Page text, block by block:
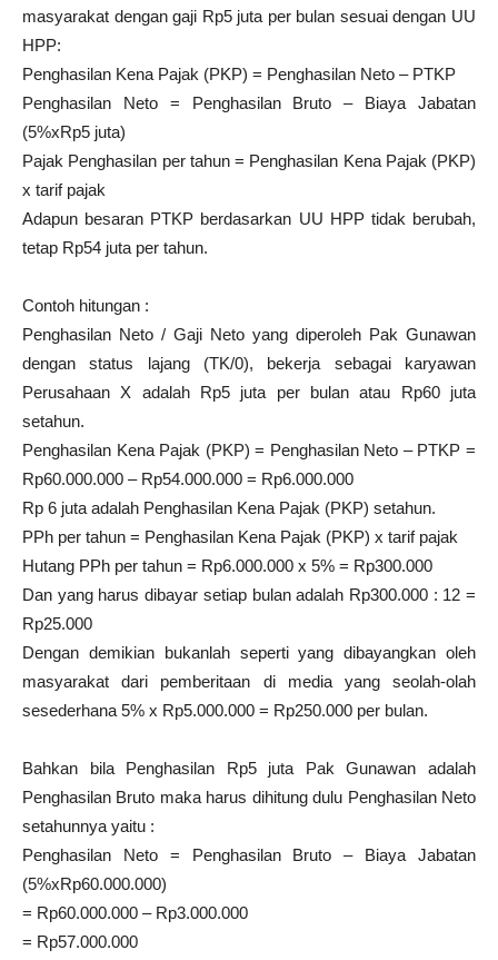
masyarakat dengan gaji Rp5 juta per bulan sesuai dengan UU
HPP:
Penghasilan Kena Pajak (PKP) = Penghasilan Neto – PTKP
Penghasilan Neto = Penghasilan Bruto – Biaya Jabatan
(5%xRp5 juta)
Pajak Penghasilan per tahun = Penghasilan Kena Pajak (PKP)
x tarif pajak
Adapun besaran PTKP berdasarkan UU HPP tidak berubah,
tetap Rp54 juta per tahun.
Contoh hitungan :
Penghasilan Neto / Gaji Neto yang diperoleh Pak Gunawan
dengan status lajang (TK/0), bekerja sebagai karyawan
Perusahaan X adalah Rp5 juta per bulan atau Rp60 juta
setahun.
Penghasilan Kena Pajak (PKP) = Penghasilan Neto – PTKP =
Rp60.000.000 – Rp54.000.000 = Rp6.000.000
Rp 6 juta adalah Penghasilan Kena Pajak (PKP) setahun.
PPh per tahun = Penghasilan Kena Pajak (PKP) x tarif pajak
Hutang PPh per tahun = Rp6.000.000 x 5% = Rp300.000
Dan yang harus dibayar setiap bulan adalah Rp300.000 : 12 =
Rp25.000
Dengan demikian bukanlah seperti yang dibayangkan oleh
masyarakat dari pemberitaan di media yang seolah-olah
sesederhana 5% x Rp5.000.000 = Rp250.000 per bulan.
Bahkan bila Penghasilan Rp5 juta Pak Gunawan adalah
Penghasilan Bruto maka harus dihitung dulu Penghasilan Neto
setahunnya yaitu :
Penghasilan Neto = Penghasilan Bruto – Biaya Jabatan
(5%xRp60.000.000)
= Rp60.000.000 – Rp3.000.000
= Rp57.000.000